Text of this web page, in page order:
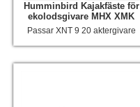
Humminbird Kajakfäste för
ekolodsgivare MHX XMK
Passar XNT 9 20 aktergivare